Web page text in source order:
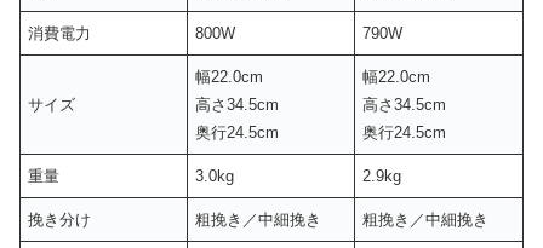
消費電力 800W 790W
サイズ
幅22.0cm
高さ34.5cm
奥行24.5cm
幅22.0cm
高さ34.5cm
奥行24.5cm
重量 3.0kg 2.9kg
挽き分け 粗挽き／中細挽き 粗挽き／中細挽き